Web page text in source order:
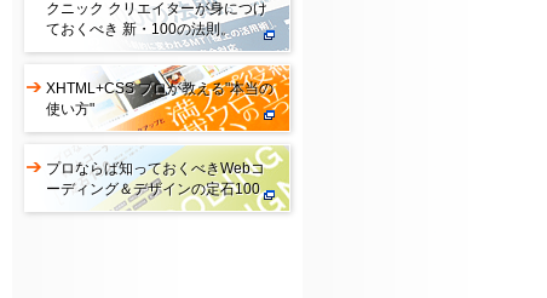
クニック クリエイターが身につけ
ておくべき 新・100の法則。
XHTML+CSS プロが教える"本当の
使い方"
プロならば知っておくべきWebコ
ーディング＆デザインの定石100